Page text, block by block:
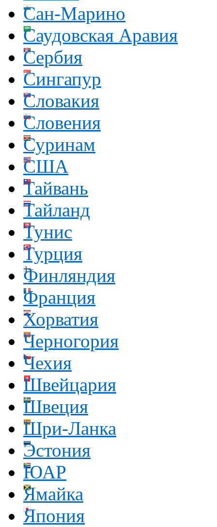
Сан-Марино
Саудовская Аравия
Сербия
Сингапур
Словакия
Словения
Суринам
США
Тайвань
Тайланд
Тунис
Турция
Финляндия
Франция
Хорватия
Черногория
Чехия
Швейцария
Швеция
Шри-Ланка
Эстония
ЮАР
Ямайка
Япония